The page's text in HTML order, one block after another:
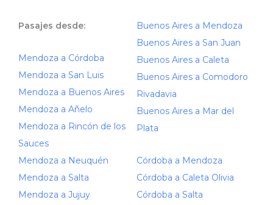
Pasajes desde:
Mendoza a Córdoba
Mendoza a San Luis
Mendoza a Buenos Aires
Mendoza a Añelo
Mendoza a Rincón de los
Sauces
Mendoza a Neuquén
Mendoza a Salta
Mendoza a Jujuy
Buenos Aires a Mendoza
Buenos Aires a San Juan
Buenos Aires a Caleta
Buenos Aires a Comodoro
Rivadavia
Buenos Aires a Mar del
Plata
Córdoba a Mendoza
Córdoba a Caleta Olivia
Córdoba a Salta